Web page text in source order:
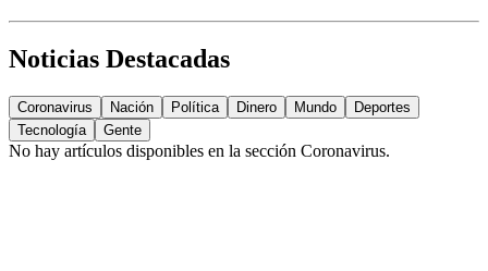
Noticias Destacadas
Coronavirus Nación Política Dinero Mundo
Deportes
Tecnología
Gente
No hay artículos disponibles en la sección Coronavirus.